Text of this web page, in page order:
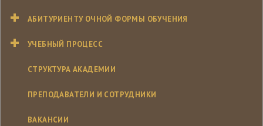
АБИТУРИЕНТУ ОЧНОЙ ФОРМЫ ОБУЧЕНИЯ
УЧЕБНЫЙ ПРОЦЕСС
СТРУКТУРА АКАДЕМИИ
ПРЕПОДАВАТЕЛИ И СОТРУДНИКИ
ВАКАНСИИ